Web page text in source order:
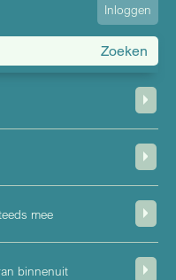
User
account
menu
Inloggen
mee
binnenuit